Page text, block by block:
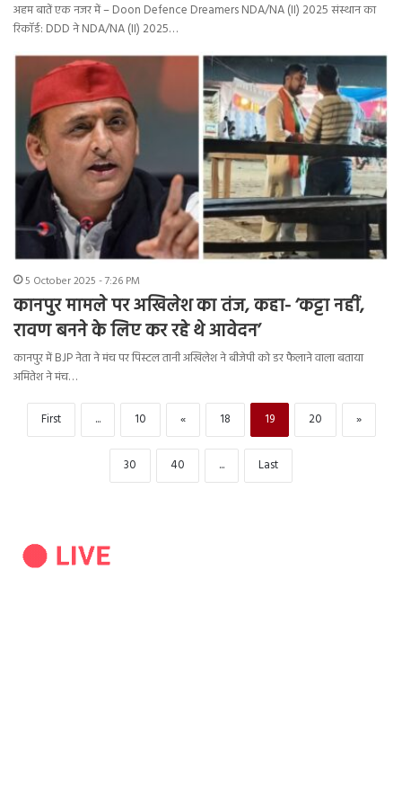
अहम बातें एक नजर में – Doon Defence Dreamers NDA/NA (II) 2025 संस्थान का
रिकॉर्ड: DDD ने NDA/NA (II) 2025…
5 October 2025 - 7:26 PM
कानपुर मामले पर अखिलेश का तंज, कहा- ‘कट्टा नहीं,
रावण बनने के लिए कर रहे थे आवेदन’
कानपुर में BJP नेता ने मंच पर पिस्टल तानी अखिलेश ने बीजेपी को डर फैलाने वाला बताया
अमितेश ने मंच…
First ... 10 « 18 19 20 »
30 40 ... Last